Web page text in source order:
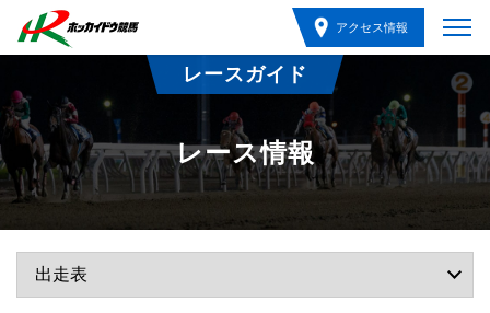
アクセス情報
レースガイド
レース情報